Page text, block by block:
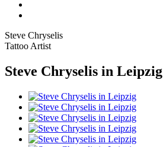
Steve Chryselis
Tattoo Artist
Steve Chryselis in Leipzig